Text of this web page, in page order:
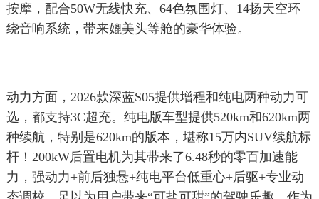
按摩，配合50W无线快充、64色氛围灯、14扬天空环
绕音响系统，带来媲美头等舱的豪华体验。
动力方面，2026款深蓝S05提供增程和纯电两种动力可
选，都支持3C超充。纯电版车型提供520km和620km两
种续航，特别是620km的版本，堪称15万内SUV续航标
杆！200kW后置电机为其带来了6.48秒的零百加速能
力，强动力+前后独悬+纯电平台低重心+后驱+专业动